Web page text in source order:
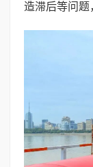
造滞后等问题